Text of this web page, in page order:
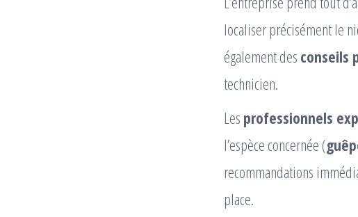
localiser précisément le
également des conseils
technicien.
Les professionnels
l’espèce concernée (
recommandations
place.